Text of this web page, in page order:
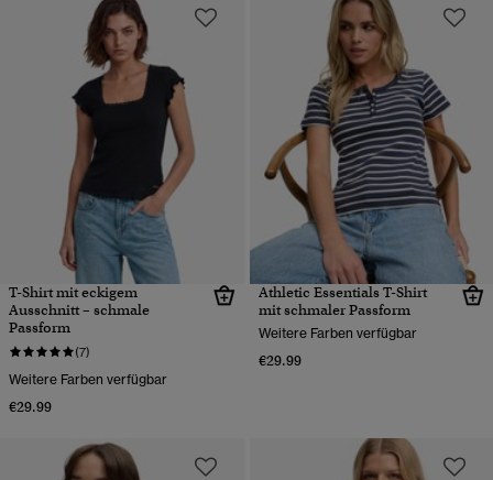
T-Shirt mit eckigem
Ausschnitt – schmale
Passform
(7)
Weitere Farben verfügbar
€29.99
Athletic Essentials T-Shirt
mit schmaler Passform
Weitere Farben verfügbar
€29.99